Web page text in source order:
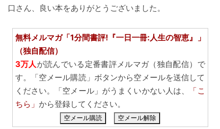
口さん、良い本をありがとうございました。
無料メルマガ「1分間書評!『一日一冊:人生の智恵』」
（独自配信）
3万人 が読んでいる定番書評メルマガ（独自配信）で
す。「空メール購読」ボタンから空メールを送信して
ください。「空メール」がうまくいかない人は、
「こ
ちら」 から登録してください。
空メール購読 空メール解除